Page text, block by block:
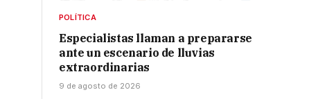
POLÍTICA
Especialistas llaman a prepararse
ante un escenario de lluvias
extraordinarias
9 de agosto de 2026